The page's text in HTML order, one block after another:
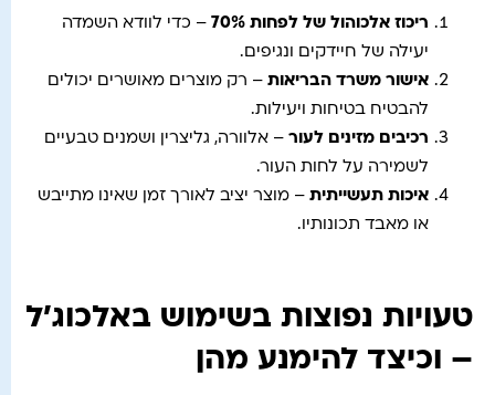
ריכוז אלכוהול של לפחות 70%
– כדי לוודא השמדה
יעילה של חיידקים ונגיפים.
אישור משרד הבריאות – רק מוצרים מאושרים יכולים
להבטיח בטיחות ויעילות.
רכיבים מזינים לעור – אלוורה, גליצרין ושמנים טבעיים
לשמירה על לחות העור.
איכות תעשייתית – מוצר יציב לאורך זמן שאינו מתייבש
או מאבד תכונותיו.
טעויות נפוצות בשימוש באלכוג'ל
– וכיצד להימנע מהן